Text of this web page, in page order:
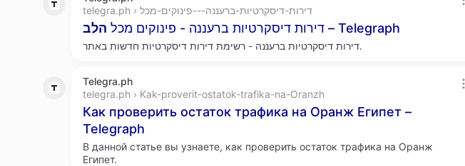
telegra.ph › דירות-דיסקרטיות-ברעננה---פינוקים-מכל
דירות דיסקרטיות ברעננה - פינוקים מכל הלב – Telegraph
דירות דיסקרטיות ברעננה - רשימת דירות דיסקרטיות חדשות באתר.
Telegra.ph
telegra.ph › Kak-proverit-ostatok-trafika-na-Oranzh
Как проверить остаток трафика на Оранж Египет –
Telegraph
В данной статье вы узнаете, как проверить остаток трафика на Оранж
Египет.